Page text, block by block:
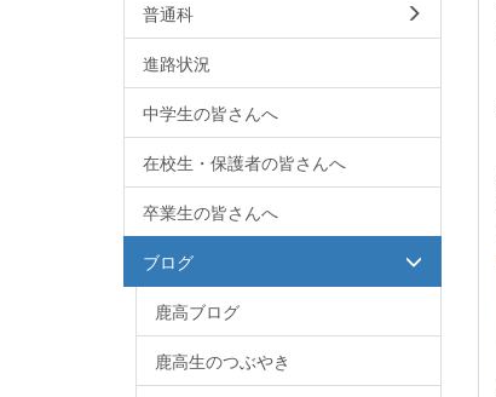
普通科
進路状況
中学生の皆さんへ
在校生・保護者の皆さんへ
卒業生の皆さんへ
ブログ
鹿高ブログ
鹿高生のつぶやき